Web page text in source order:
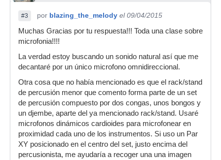
#3 por blazing_the_melody el 09/04/2015
Muchas Gracias por tu respuesta!!! Toda una clase sobre
microfonia!!!!
La verdad estoy buscando un sonido natural así que me
decantaré por un único microfono omnidireccional.
Otra cosa que no había mencionado es que el rack/stand
de percusión menor que comento forma parte de un set
de percusión compuesto por dos congas, unos bongos y
un djembe, aparte del ya mencionado rack/stand. Usaré
microfonos dinámicos cardioides para microfonear en
proximidad cada uno de los instrumentos. Si uso un Par
XY posicionado en el centro del set, justo encima del
percusionista, me ayudaría a recoger una una imagen